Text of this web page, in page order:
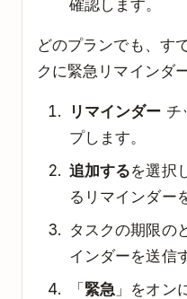
確認します。
どのプランでも、す
クに緊急リマインダ
リマインダー チ
プします。
追加するを選択
るリマインダー
タスクの期限の
インダーを送信
「緊急 」をオン